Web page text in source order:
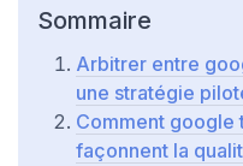
Sommaire
Arbitrer entre
une stratégie
Comment google
façonnent la